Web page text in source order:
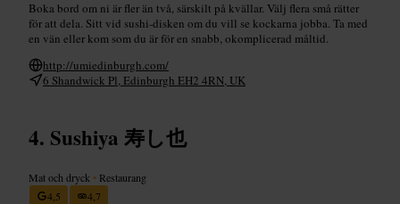
Boka bord om ni är fler än två, särskilt på kvällar. Välj flera små rätter
för att dela. Sitt vid sushi-disken om du vill se kockarna jobba. Ta med
en vän eller kom som du är för en snabb, okomplicerad måltid.
http://umiedinburgh.com/
6 Shandwick Pl, Edinburgh EH2 4RN, UK
Sushiya 寿し也
Mat och dryck • Restaurang
4,5
4,7